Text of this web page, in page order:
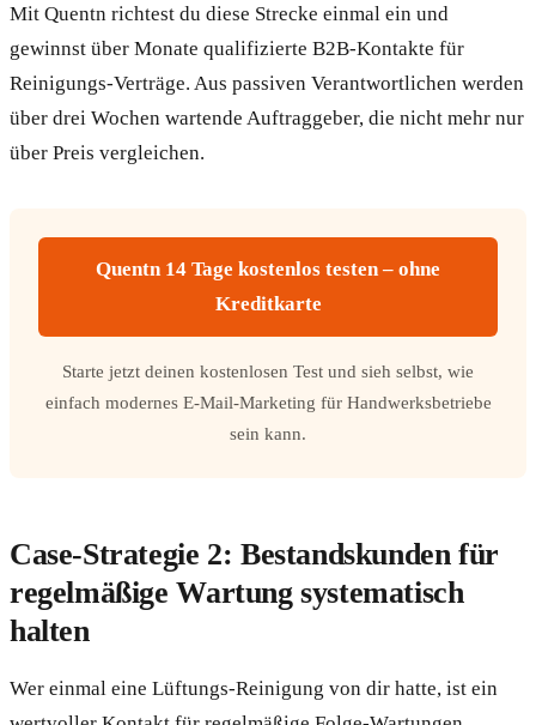
Mit Quentn richtest du diese Strecke einmal ein und
gewinnst über Monate qualifizierte B2B-Kontakte für
Reinigungs-Verträge. Aus passiven Verantwortlichen werden
über drei Wochen wartende Auftraggeber, die nicht mehr nur
über Preis vergleichen.
Quentn 14 Tage kostenlos testen – ohne
Kreditkarte
Starte jetzt deinen kostenlosen Test und sieh selbst, wie
einfach modernes E-Mail-Marketing für Handwerksbetriebe
sein kann.
Case-Strategie 2: Bestandskunden für
regelmäßige Wartung systematisch
halten
Wer einmal eine Lüftungs-Reinigung von dir hatte, ist ein